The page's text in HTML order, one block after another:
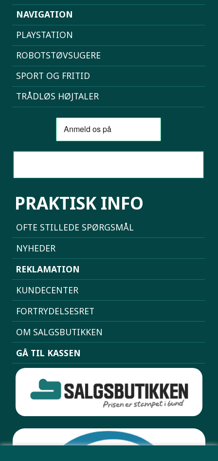
NAVIGATION
PLAYSTATION
ROBOTSTØVSUGERE
SPORT OG FRITID
TRÅDLØS HØJTALER
PRAKTISK INFO
OFTE STILLEDE SPØRGSMÅL
NYHEDER
REKLAMATION
KUNDECENTER
FORTRYDELSESRET
OM SALGSBUTIKKEN
GÅ TIL KASSEN